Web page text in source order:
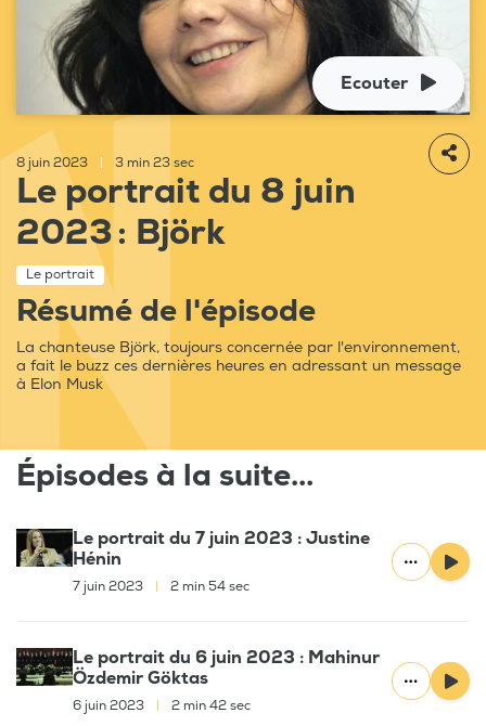
Ecouter
8 juin 2023 3 min 23 sec
Le portrait du 8 juin
2023 : Björk
Le portrait
Résumé de l'épisode
La chanteuse Björk, toujours concernée par l'environnement,
a fait le buzz ces dernières heures en adressant un message
à Elon Musk
Épisodes à la suite...
Le portrait du 7 juin 2023 : Justine
Hénin
7 juin 2023 2 min 54 sec
Le portrait du 6 juin 2023 : Mahinur
Özdemir Göktas
6 juin 2023 2 min 42 sec